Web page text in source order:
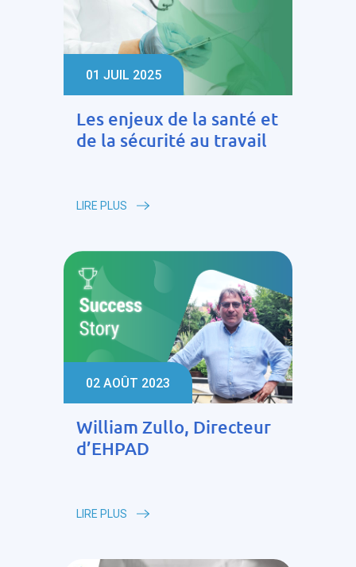
01 JUIL 2025
Les enjeux de la santé et
de la sécurité au travail
LIRE PLUS
02 AOÛT 2023
William Zullo, Directeur
d’EHPAD
LIRE PLUS